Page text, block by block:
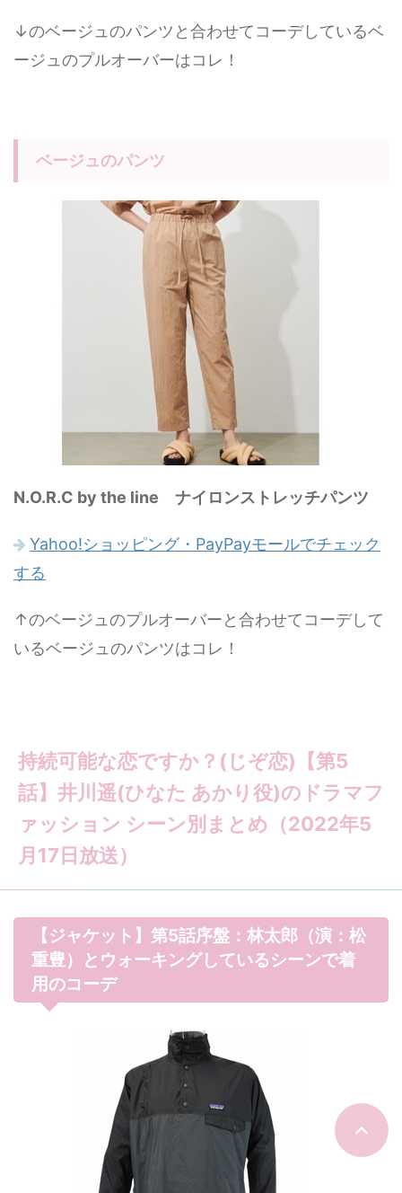
↓のベージュのパンツと合わせてコーデしているベ
ージュのプルオーバーはコレ！
ベージュのパンツ
N.O.R.C by the line ナイロンストレッチパンツ
Yahoo!ショッピング・PayPayモールでチェック
する
↑のベージュのプルオーバーと合わせてコーデして
いるベージュのパンツはコレ！
持続可能な恋ですか？(じぞ恋)【第5
話】井川遥(ひなた あかり役)のドラマフ
ァッション シーン別まとめ（2022年5
月17日放送）
【ジャケット】第5話序盤：林太郎（演：松
重豊）とウォーキングしているシーンで着
用のコーデ